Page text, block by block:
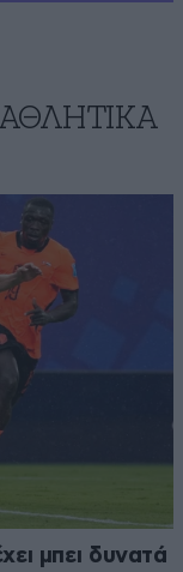
μπει δυνατά